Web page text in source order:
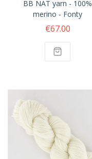
BB NAT yarn - 100%
merino - Fonty
€67.00